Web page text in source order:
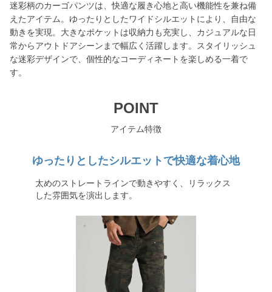
迷彩柄のカーゴパンツは、快適な履き心地と高い機能性を兼ね備
えたアイテム。ゆったりとしたワイドシルエットにより、自由な
動きを実現。大きなポケットは収納力も充実し、カジュアルな日
常からアウトドアシーンまで幅広く活躍します。スタイリッシュ
な迷彩デザインで、個性的なコーディネートを楽しめる一着で
す。
POINT
アイテム特徴
ゆったりとしたシルエットで快適な着心地
太めのストレートラインで動きやすく、リラックス
した雰囲気を演出します。